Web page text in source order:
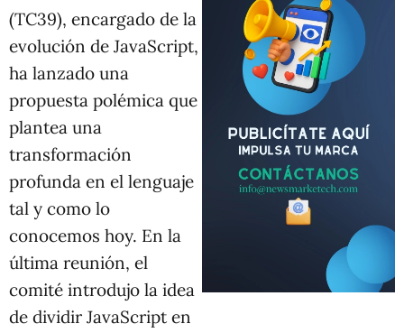
(TC39), encargado de la
evolución de JavaScript,
ha lanzado una
propuesta polémica que
plantea una
transformación
profunda en el lenguaje
tal y como lo
conocemos hoy. En la
última reunión, el
comité introdujo la idea
de dividir JavaScript en